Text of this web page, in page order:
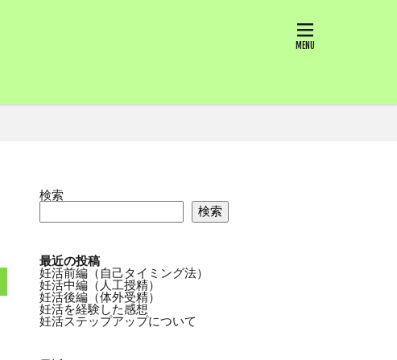
検索
検索
最近の投稿
妊活前編（自己タイミング法）
妊活中編（人工授精）
妊活後編（体外受精）
妊活を経験した感想
妊活ステップアップについて